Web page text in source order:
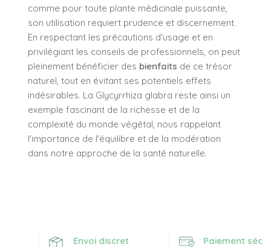
comme pour toute plante médicinale puissante,
son utilisation requiert prudence et discernement.
En respectant les précautions d'usage et en
privilégiant les conseils de professionnels, on peut
pleinement bénéficier des bienfaits de ce trésor
naturel, tout en évitant ses potentiels effets
indésirables. La Glycyrrhiza glabra reste ainsi un
exemple fascinant de la richesse et de la
complexité du monde végétal, nous rappelant
l'importance de l'équilibre et de la modération
dans notre approche de la santé naturelle.
Envoi discret Paiement